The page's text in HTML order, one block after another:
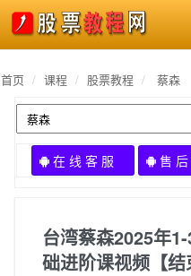
首页 课程 股票教程 蔡森
在 线 客 服 售
台湾蔡森2025年
础进阶课视频【结